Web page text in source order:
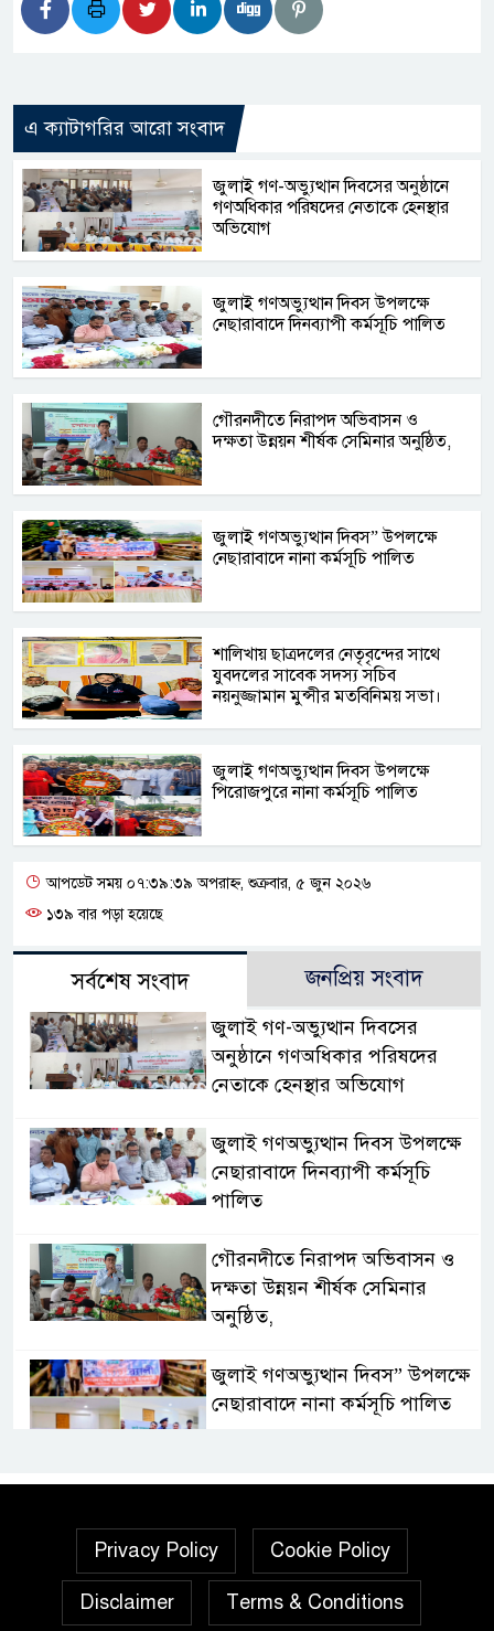
এ ক্যাটাগরির আরো সংবাদ
জুলাই গণ-অভ্যুত্থান দিবসের অনুষ্ঠানে
গণঅধিকার পরিষদের নেতাকে হেনস্থার
অভিযোগ
জুলাই গণঅভ্যুত্থান দিবস উপলক্ষে
নেছারাবাদে দিনব্যাপী কর্মসূচি পালিত
গৌরনদীতে নিরাপদ অভিবাসন ও
দক্ষতা উন্নয়ন শীর্ষক সেমিনার অনুষ্ঠিত,
জুলাই গণঅভ্যুত্থান দিবস” উপলক্ষে
নেছারাবাদে নানা কর্মসূচি পালিত
শালিখায় ছাত্রদলের নেতৃবৃন্দের সাথে
যুবদলের সাবেক সদস্য সচিব
নয়নুজ্জামান মুন্সীর মতবিনিময় সভা।
জুলাই গণঅভ্যুত্থান দিবস উপলক্ষে
পিরোজপুরে নানা কর্মসূচি পালিত
আপডেট সময় ০৭:৩৯:৩৯ অপরাহ্ন, শুক্রবার, ৫ জুন ২০২৬
১৩৯ বার পড়া হয়েছে
সর্বশেষ সংবাদ জনপ্রিয় সংবাদ
জুলাই গণ-অভ্যুত্থান দিবসের
অনুষ্ঠানে গণঅধিকার পরিষদের
নেতাকে হেনস্থার অভিযোগ
জুলাই গণঅভ্যুত্থান দিবস উপলক্ষে
নেছারাবাদে দিনব্যাপী কর্মসূচি
পালিত
গৌরনদীতে নিরাপদ অভিবাসন ও
দক্ষতা উন্নয়ন শীর্ষক সেমিনার
অনুষ্ঠিত,
জুলাই গণঅভ্যুত্থান দিবস” উপলক্ষে
নেছারাবাদে নানা কর্মসূচি পালিত
নয়নুজ্জামান মুন্সীর মতবিনিময়
জুলাই গণঅভ্যুত্থান দিবস উপলক্ষে
Privacy Policy Cookie Policy
Disclaimer Terms & Conditions